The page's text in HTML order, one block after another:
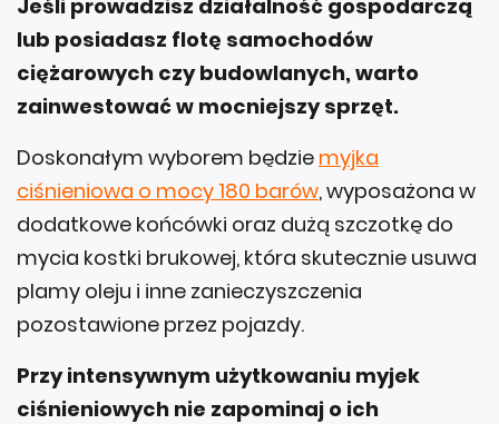
Jeśli prowadzisz działalność gospodarczą
lub posiadasz flotę samochodów
ciężarowych czy budowlanych, warto
zainwestować w mocniejszy sprzęt.
Doskonałym wyborem będzie myjka
ciśnieniowa o mocy 180 barów, wyposażona w
dodatkowe końcówki oraz dużą szczotkę do
mycia kostki brukowej, która skutecznie usuwa
plamy oleju i inne zanieczyszczenia
pozostawione przez pojazdy.
Przy intensywnym użytkowaniu myjek
ciśnieniowych nie zapominaj o ich